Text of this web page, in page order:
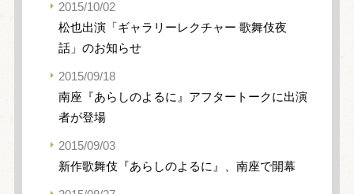
2015/10/02
松也出演「ギャラリーレクチャー 歌舞伎夜
話」のお知らせ
2015/09/18
南座『あらしのよるに』アフタートークに出演
者が登場
2015/09/03
新作歌舞伎『あらしのよるに』、南座で開幕